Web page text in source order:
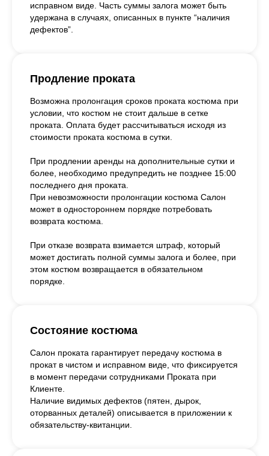
исправном виде. Часть суммы залога может быть
удержана в случаях, описанных в пункте “наличия
дефектов”.
Продление проката
Возможна пролонгация сроков проката костюма при
условии, что костюм не стоит дальше в сетке
проката. Оплата будет рассчитываться исходя из
стоимости проката костюма в сутки.
При продлении аренды на дополнительные сутки и
более, необходимо предупредить не позднее 15:00
последнего дня проката.
При невозможности пролонгации костюма Салон
может в одностороннем порядке потребовать
возврата костюма.
При отказе возврата взимается штраф, который
может достигать полной суммы залога и более, при
этом костюм возвращается в обязательном
порядке.
Состояние костюма
Салон проката гарантирует передачу костюма в
прокат в чистом и исправном виде, что фиксируется
в момент передачи сотрудниками Проката при
Клиенте.
Наличие видимых дефектов (пятен, дырок,
оторванных деталей) описывается в приложении к
обязательству-квитанции.